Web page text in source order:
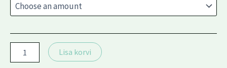
Lisa korvi